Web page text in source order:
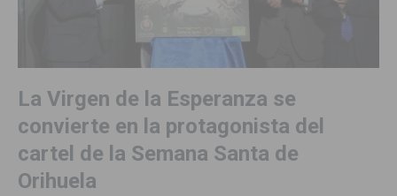
La Virgen de la Esperanza se
convierte en la protagonista del
cartel de la Semana Santa de
Orihuela